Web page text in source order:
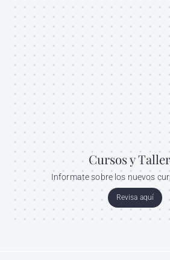
Cursos y
Informate sobre los nuevos
Revisa aquí